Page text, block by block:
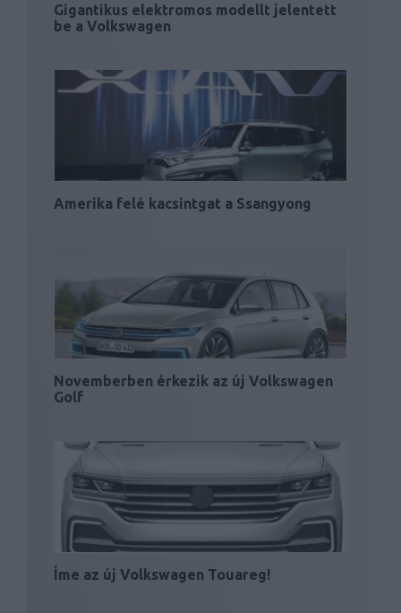
Gigantikus elektromos modellt jelentett
be a Volkswagen
Amerika felé kacsintgat a Ssangyong
Novemberben érkezik az új Volkswagen
Golf
Íme az új Volkswagen Touareg!